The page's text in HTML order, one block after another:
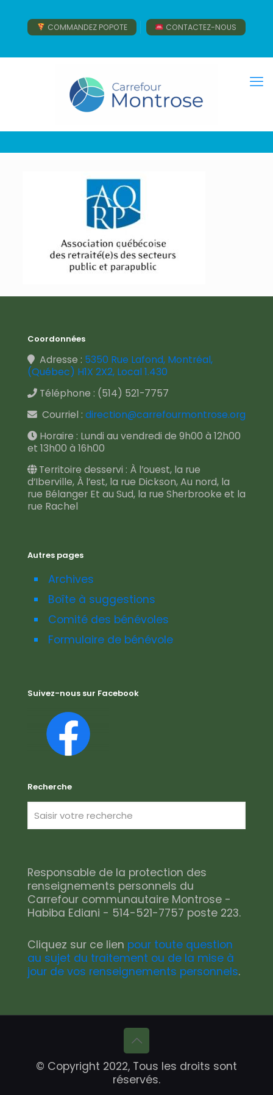
COMMANDEZ POPOTE CONTACTEZ-NOUS
Coordonnées
Adresse : 5350 Rue Lafond, Montréal,
(Québec) H1X 2X2, Local 1.430
Téléphone : (514) 521-7757
Courriel : direction@carrefourmontrose.org
Horaire : Lundi au vendredi de 9h00 à 12h00
et 13h00 à 16h00
Territoire desservi : À l’ouest, la rue
d’Iberville, À l’est, la rue Dickson, Au nord, la
rue Bélanger Et au Sud, la rue Sherbrooke et la
rue Rachel
Autres pages
Archives
Boîte à suggestions
Comité des bénévoles
Formulaire de bénévole
Suivez-nous sur Facebook
Recherche
Responsable de la protection des
renseignements personnels du
Carrefour communautaire Montrose -
Habiba Ediani - 514-521-7757 poste 223.
Cliquez sur ce lien pour toute question
au sujet du traitement ou de la mise à
jour de vos renseignements personnels.
© Copyright 2022, Tous les droits sont
réservés.